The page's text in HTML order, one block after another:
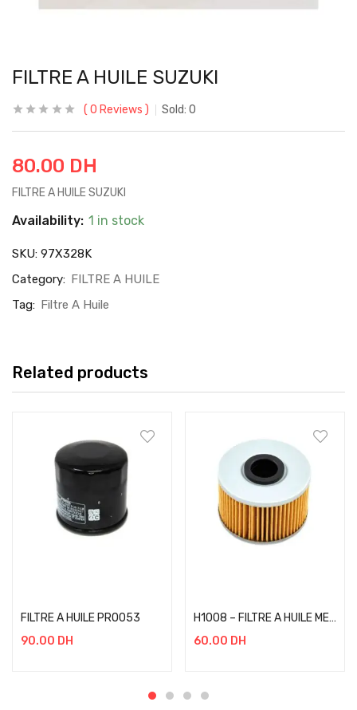
FILTRE A HUILE SUZUKI
0 Reviews Sold: 0
80.00 DH
FILTRE A HUILE SUZUKI
Availability: 1 in stock
SKU: 97X328K
Category: FILTRE A HUILE
Tag: Filtre A Huile
Related products
FILTRE A HUILE PRO053
90.00 DH
H1008 – FILTRE A HUILE MEIWA HONDA NX650-KAWASAKI KXF450
60.00 DH